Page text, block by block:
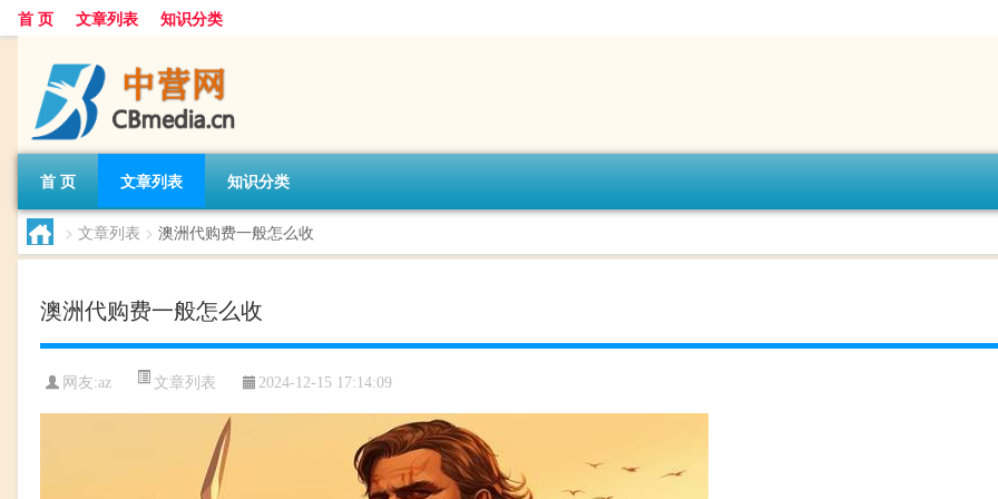
首 页 文章列表 知识分类
首 页 文章列表 知识分类
> 文章列表 > 澳洲代购费一般怎么收
澳洲代购费一般怎么收
网友:az 文章列表 2024-12-15 17:14:09